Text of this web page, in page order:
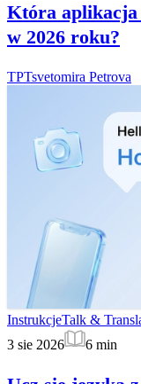
Która aplikacja
w 2026 roku?
TPTsvetomira Petrova
InstrukcjeTalk &
3 sie 2026
6 min